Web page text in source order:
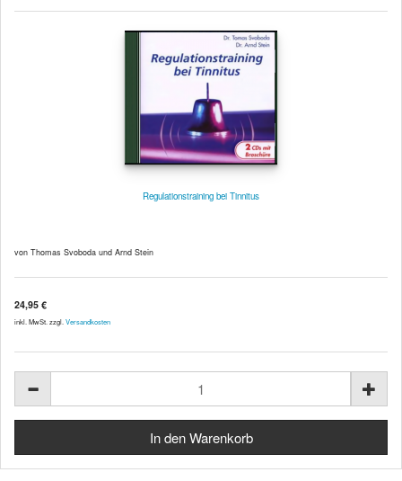
Regulationstraining bei Tinnitus
von Thomas Svoboda und Arnd Stein
24,95 €
inkl. MwSt. zzgl. Versandkosten